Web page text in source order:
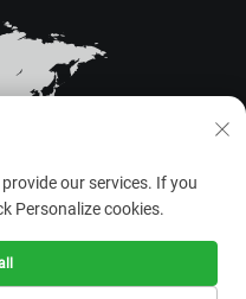
our services. If you
Personalize cookies.